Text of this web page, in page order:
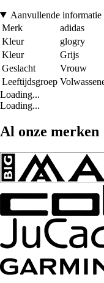
Aanvullende informatie
Merk
adidas
Kleur
glogry
Kleur
Grijs
Geslacht
Vrouw
Leeftijdsgroep
Loading...
Loading...
Al onze merken